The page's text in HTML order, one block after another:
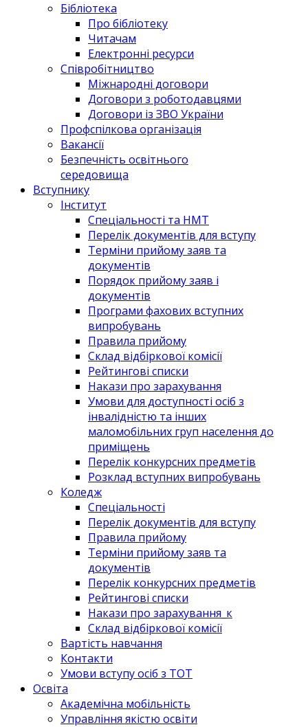
Бібліотека
Про бібліотеку
Читачам
Електронні ресурси
Співробітництво
Міжнародні договори
Договори з роботодавцями
Договори із ЗВО України
Профспілкова організація
Вакансії
Безпечність освітнього
середовища
Вступнику
Інститут
Спеціальності та НМТ
Перелік документів для вступу
Терміни прийому заяв та
документів
Порядок прийому заяв і
документів
Програми фахових вступних
випробувань
Правила прийому
Склад відбіркової комісії
Рейтингові списки
Накази про зарахування
Умови для доступності осіб з
інвалідністю та інших
маломобільних груп населення до
приміщень
Перелік конкурсних предметів
Розклад вступних випробувань
Коледж
Спеціальності
Перелік документів для вступу
Правила прийому
Терміни прийому заяв та
документів
Перелік конкурсних предметів
Рейтингові списки
Накази про зарахування_к
Склад відбіркової комісії
Вартість навчання
Контакти
Умови вступу осіб з ТОТ
Освіта
Академічна мобільність
Управління якістю освіти